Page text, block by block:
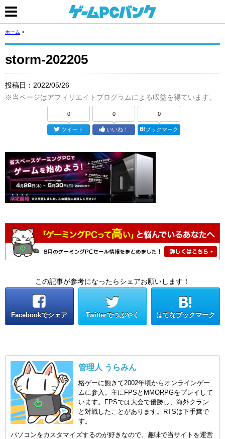
ホーム >
storm-202205
投稿日： 2022/05/26
※当ページはアフィリエイトプログラムによる収益を得ています。
0
ツイート
0
いいね！
0
ブックマーク
この記事が参考になったらシェアお願いします！
Facebookでシェア Twitterでつぶやく はてなブックマーク
管理人 うらみん
格ゲーに飽きて2002年頃からオンラインゲー
ムに参入。主にFPSとMMORPGをプレイして
います。FPSでは大会で優勝し、海外クラン
と対戦したことがあります。RTSは下手糞で
す。
パソコンをカスタマイズするのが好きなので、趣味で当サイトを運営